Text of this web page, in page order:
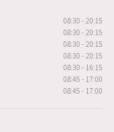
08:30 - 20:15
08:30 - 20:15
08:30 - 20:15
08:30 - 20:15
08:30 - 16:15
08:45 - 17:00
08:45 - 17:00